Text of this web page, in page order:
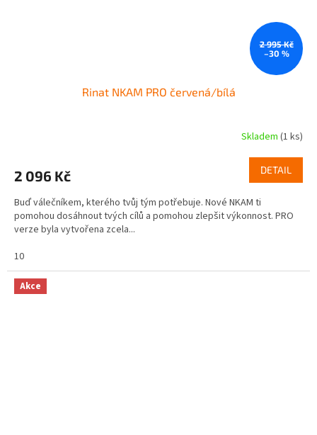
2 995 Kč
–30 %
Rinat NKAM PRO červená/bílá
Skladem (1 ks)
2 096 Kč DETAIL
Buď válečníkem, kterého tvůj tým potřebuje. Nové NKAM ti
pomohou dosáhnout tvých cílů a pomohou zlepšit výkonnost. PRO
verze byla vytvořena zcela...
10
Akce